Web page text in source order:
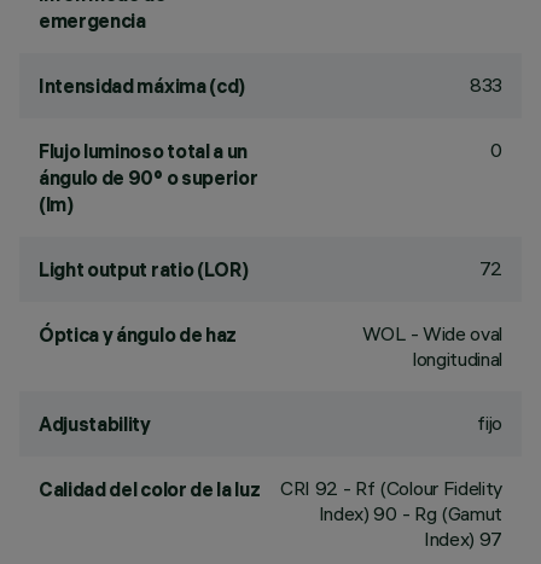
emergencia
Intensidad máxima (cd) 833
Flujo luminoso total a un
ángulo de 90° o superior
(lm)
0
Light output ratio (LOR) 72
Óptica y ángulo de haz
WOL - Wide oval
longitudinal
Adjustability fijo
Calidad del color de la luz CRI 92 - Rf (Colour Fidelity
Index) 90 - Rg (Gamut
Index) 97